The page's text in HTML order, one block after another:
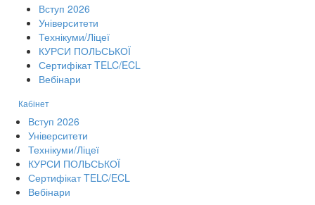
Вступ 2026
Університети
Технікуми/Ліцеї
КУРСИ ПОЛЬСЬКОЇ
Сертифікат TELC/ECL
Вебінари
Кабінет
Вступ 2026
Університети
Технікуми/Ліцеї
КУРСИ ПОЛЬСЬКОЇ
Сертифікат TELC/ECL
Вебінари